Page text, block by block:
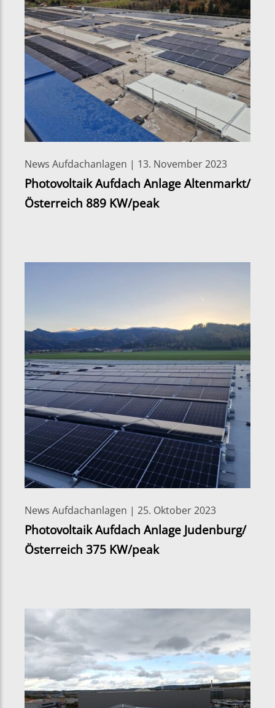
News Aufdachanlagen | 13. November 2023
Photovoltaik Aufdach Anlage Altenmarkt/
Österreich 889 KW/peak
News Aufdachanlagen | 25. Oktober 2023
Photovoltaik Aufdach Anlage Judenburg/
Österreich 375 KW/peak